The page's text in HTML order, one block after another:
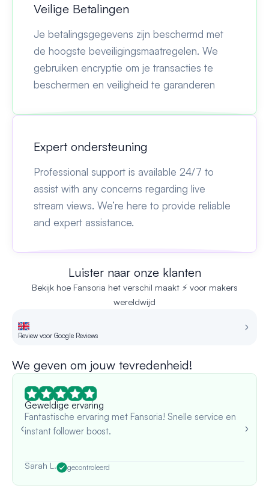
Veilige Betalingen
Je betalingsgegevens zijn beschermd met
de hoogste beveiligingsmaatregelen. We
gebruiken encryptie om je transacties te
beschermen en veiligheid te garanderen
Expert ondersteuning
Professional support is available 24/7 to
assist with any concerns regarding live
stream views. We’re here to provide reliable
and expert assistance.
Luister naar onze klanten
Bekijk hoe Fansoria het verschil maakt ⚡ voor makers
wereldwijd
Review voor Google Reviews
We geven om jouw tevredenheid!
Geweldige ervaring
Fantastische ervaring met Fansoria! Snelle service en
instant follower boost.
Sarah L. gecontroleerd